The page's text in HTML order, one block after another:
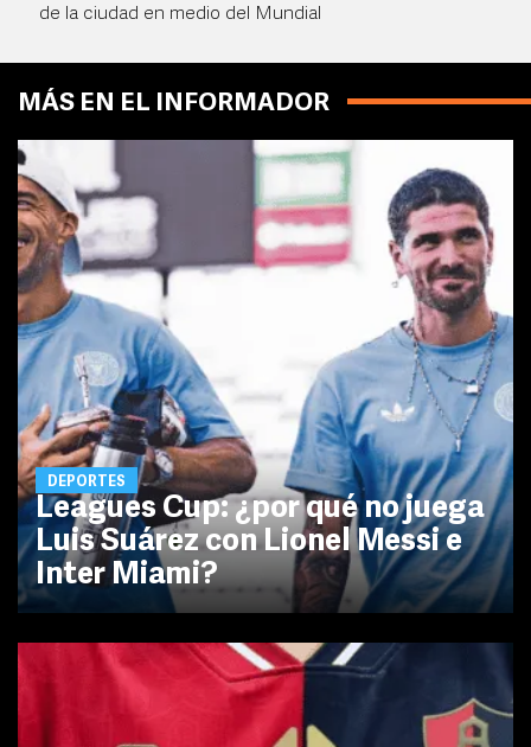
de la ciudad en medio del Mundial
MÁS EN EL INFORMADOR
DEPORTES
Leagues Cup: ¿por qué no juega
Luis Suárez con Lionel Messi e
Inter Miami?